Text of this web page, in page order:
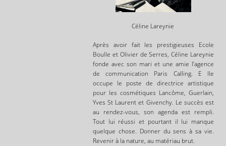
Céline Lareynie
Après avoir fait les prestigieuses Ecole
Boulle et Olivier de Serres, Céline Lareynie
fonde avec son mari et une amie l’agence
de communication Paris Calling. E lle
occupe le poste de directrice artistique
pour les cosmétiques Lancôme, Guerlain,
Yves St Laurent et Givenchy. Le succès est
au rendez-vous, son agenda est rempli.
Tout lui réussi et pourtant il lui manque
quelque chose. Donner du sens à sa vie.
Revenir à la nature, au matériau brut.